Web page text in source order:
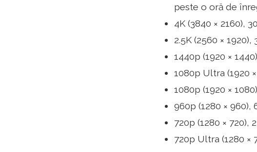
peste o oră de
4K (3840 × 2160),
2.5K (2560 × 1920),
1440p (1920 ×
1080p Ultra (1920
1080p (1920 ×
960p (1280 × 960),
720p (1280 × 720),
720p Ultra (1280 ×